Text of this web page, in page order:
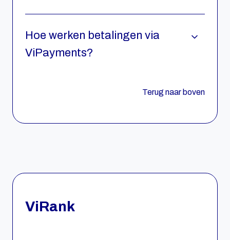
Hoe werken betalingen via
ViPayments?
Terug naar boven
ViRank